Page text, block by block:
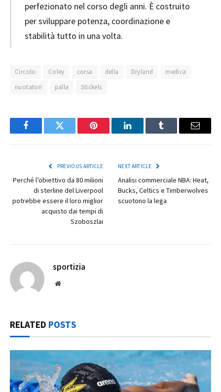
perfezionato nel corso degli anni. È costruito
per sviluppare potenza, coordinazione e
stabilità tutto in una volta.
Circolo Coley corsa della Dryland
medica
nuotatori
palla Stickels
FacebookTwitter Pinterest LinkedInTumblr Email
PREVIOUS ARTICLE
Perché l’obiettivo da 80 milioni
di sterline del Liverpool
potrebbe essere il loro miglior
acquisto dai tempi di
Szoboszlai
NEXT ARTICLE
Analisi commerciale NBA: Heat,
Bucks, Celtics e Timberwolves
scuotono la lega
sportizia
Website
RELATED POSTS